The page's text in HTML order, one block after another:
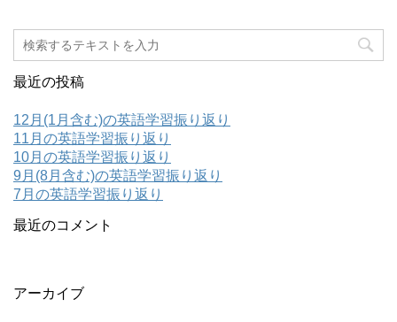
最近の投稿
12月(1月含む)の英語学習振り返り
11月の英語学習振り返り
10月の英語学習振り返り
9月(8月含む)の英語学習振り返り
7月の英語学習振り返り
最近のコメント
アーカイブ